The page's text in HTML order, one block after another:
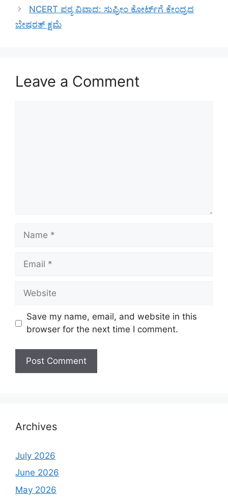
NCERT ಪಠ್ಯ ವಿವಾದ: ಸುಪ್ರೀಂ ಕೋರ್ಟ್‌ಗೆ ಕೇಂದ್ರದ
ಬೇಷರತ್ ಕ್ಷಮೆ
Leave a Comment
Name
Email
Website
Save my name, email, and website in this
browser for the next time I comment.
Archives
July 2026
June 2026
May 2026